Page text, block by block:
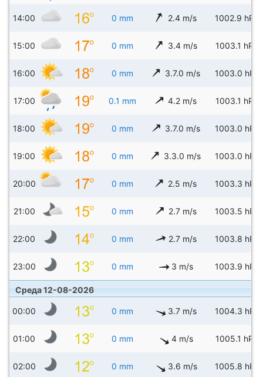
14:00 0 mm 2.4 m/s 1002.9 hPa
15:00 0 mm 3.4 m/s 1003.1 hPa
16:00 0 mm 3.7.0 m/s 1003.0 hPa
17:00 0.1 mm 4.2 m/s 1003.1 hPa
18:00 0 mm 3.7.0 m/s 1003.0 hPa
19:00 0 mm 3.3.0 m/s 1003.0 hPa
20:00 0 mm 2.5 m/s 1003.3 hPa
21:00 0 mm 2.7 m/s 1003.5 hPa
22:00 0 mm 2.7 m/s 1003.8 hPa
23:00 0 mm 3 m/s 1003.9 hPa
Среда 12-08-2026
00:00 0 mm 3.7 m/s 1004.3 hPa
01:00 0 mm 4 m/s 1005.1 hPa
02:00 0 mm 3.6 m/s 1005.8 hPa